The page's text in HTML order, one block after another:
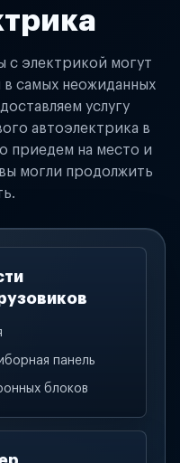
с электрикой могут
в самых неожиданных
услугу
автоэлектрика в
приедем на место и
могли продолжить
панель
блоков